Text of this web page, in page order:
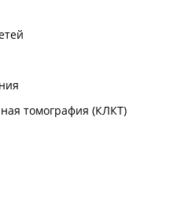
томография (КЛКТ)